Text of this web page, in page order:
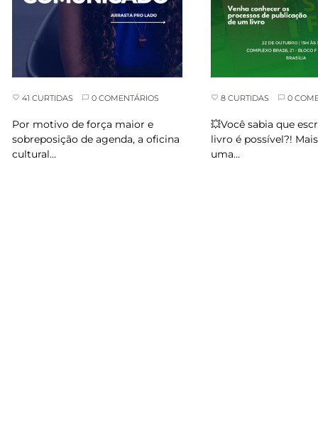
41 CURTIDAS 0 COMENTÁRIOS
Por motivo de força maior e
sobreposição de agenda, a oficina
cultural…
8 CURTIDAS 0
💥Você sabia que
livro é possível?! Mais
uma…